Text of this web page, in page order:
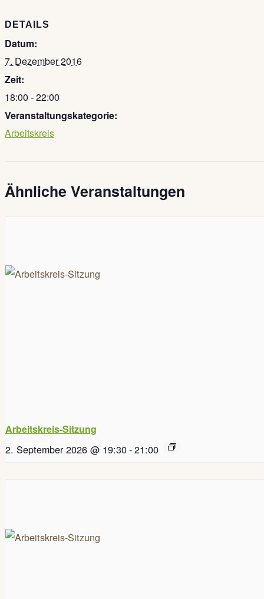
DETAILS
Datum:
7. Dezember 2016
Zeit:
18:00 - 22:00
Veranstaltungskategorie:
Arbeitskreis
Ähnliche Veranstaltungen
Arbeitskreis-Sitzung
2. September 2026 @ 19:30-21:00